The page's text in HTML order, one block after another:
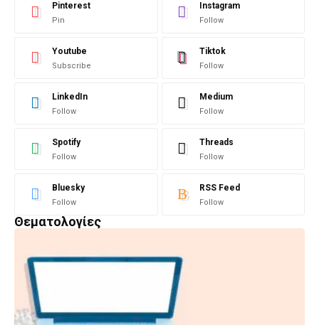
Pinterest
Pin
Instagram
Follow
Youtube
Subscribe
Tiktok
Follow
LinkedIn
Follow
Medium
Follow
Spotify
Follow
Threads
Follow
Bluesky
Follow
RSS Feed
Follow
Θεματολογίες